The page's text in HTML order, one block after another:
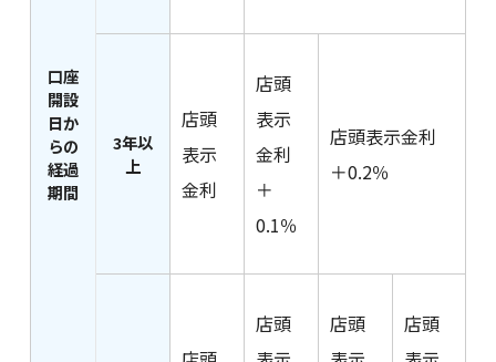
口座
開設
日か
らの
経過
期間
3年以
上
店頭
表示
金利
店頭
表示
金利
＋
0.1％
店頭表示金利
＋0.2％
店頭
店頭
店頭